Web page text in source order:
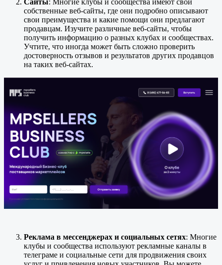
Сайты: Многие клубы и сообщества имеют свои
собственные веб-сайты, где они подробно описывают
свои преимущества и какие помощи они предлагают
продавцам. Изучите различные веб-сайты, чтобы
получить информацию о разных клубах и сообществах.
Учтите, что иногда может быть сложно проверить
достоверность отзывов и результатов других продавцов
на таких веб-сайтах.
Реклама в мессенджерах и социальных сетях: Многие
клубы и сообщества используют рекламные каналы в
телеграме и социальные сети для продвижения своих